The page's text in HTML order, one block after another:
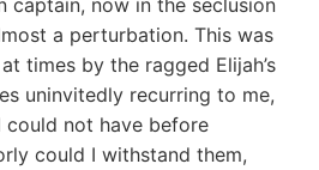
a perturbation. This was
times by the ragged Elijah’s
uninvitedly recurring to me,
not have before
could I withstand them,